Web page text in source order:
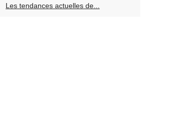
Les tendances actuelles de...